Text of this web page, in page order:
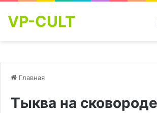
VP-CULT
Главная
Тыква на сковороде